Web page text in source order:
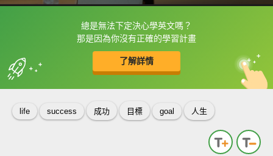
總是無法下定決心學英文嗎？
那是因為你沒有正確的學習計畫
了解詳情
框選或點兩下字幕可以直接查字典喔！
收錄佳句 中
英
life success 成功 目標 goal 人生